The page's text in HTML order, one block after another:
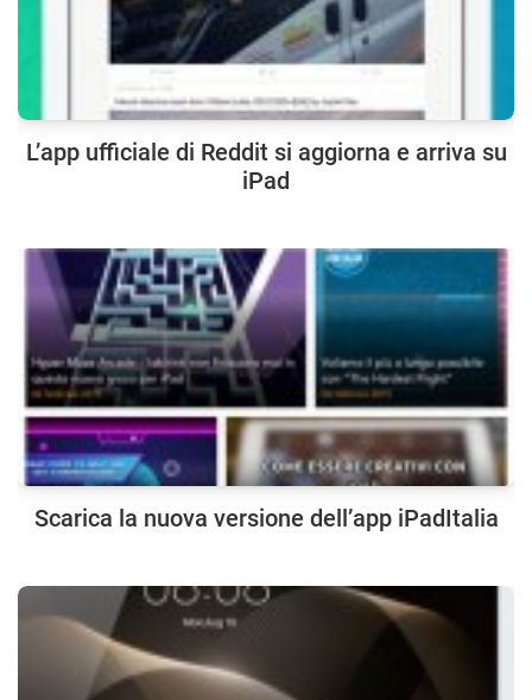
L’app ufficiale di Reddit si aggiorna e arriva su
iPad
Scarica la nuova versione dell’app iPadItalia